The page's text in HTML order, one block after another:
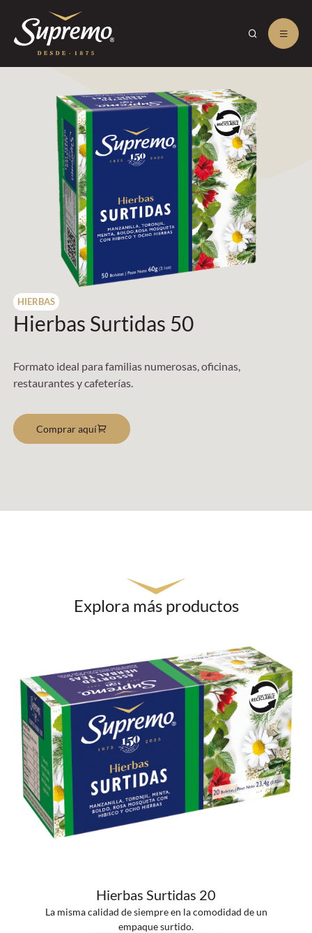
HIERBAS
Hierbas Surtidas 50
Formato ideal para familias numerosas, oficinas,
restaurantes y cafeterías.
Comprar aquí
Explora más productos
Hierbas Surtidas 20
La misma calidad de siempre en la comodidad de un
empaque surtido.